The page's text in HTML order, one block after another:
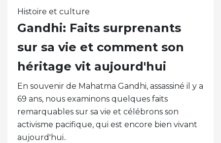
Histoire et culture
Gandhi: Faits surprenants
sur sa vie et comment son
héritage vit aujourd'hui
En souvenir de Mahatma Gandhi, assassiné il y a
69 ans, nous examinons quelques faits
remarquables sur sa vie et célébrons son
activisme pacifique, qui est encore bien vivant
aujourd'hui..